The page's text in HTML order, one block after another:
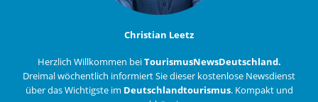
Christian Leetz
Herzlich Willkommen beiTourismusNewsDeutschland.
Dreimal wöchentlich informiert Sie dieser kostenlose Newsdienst
über das Wichtigste im Deutschlandtourismus. Kompakt und